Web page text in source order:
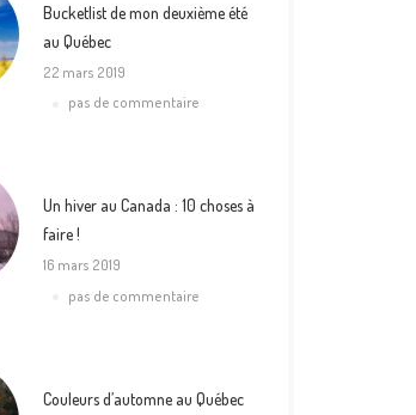
Bucketlist de mon deuxième été
au Québec
22 mars 2019
pas de commentaire
Un hiver au Canada : 10 choses à
faire !
16 mars 2019
pas de commentaire
Couleurs d’automne au Québec